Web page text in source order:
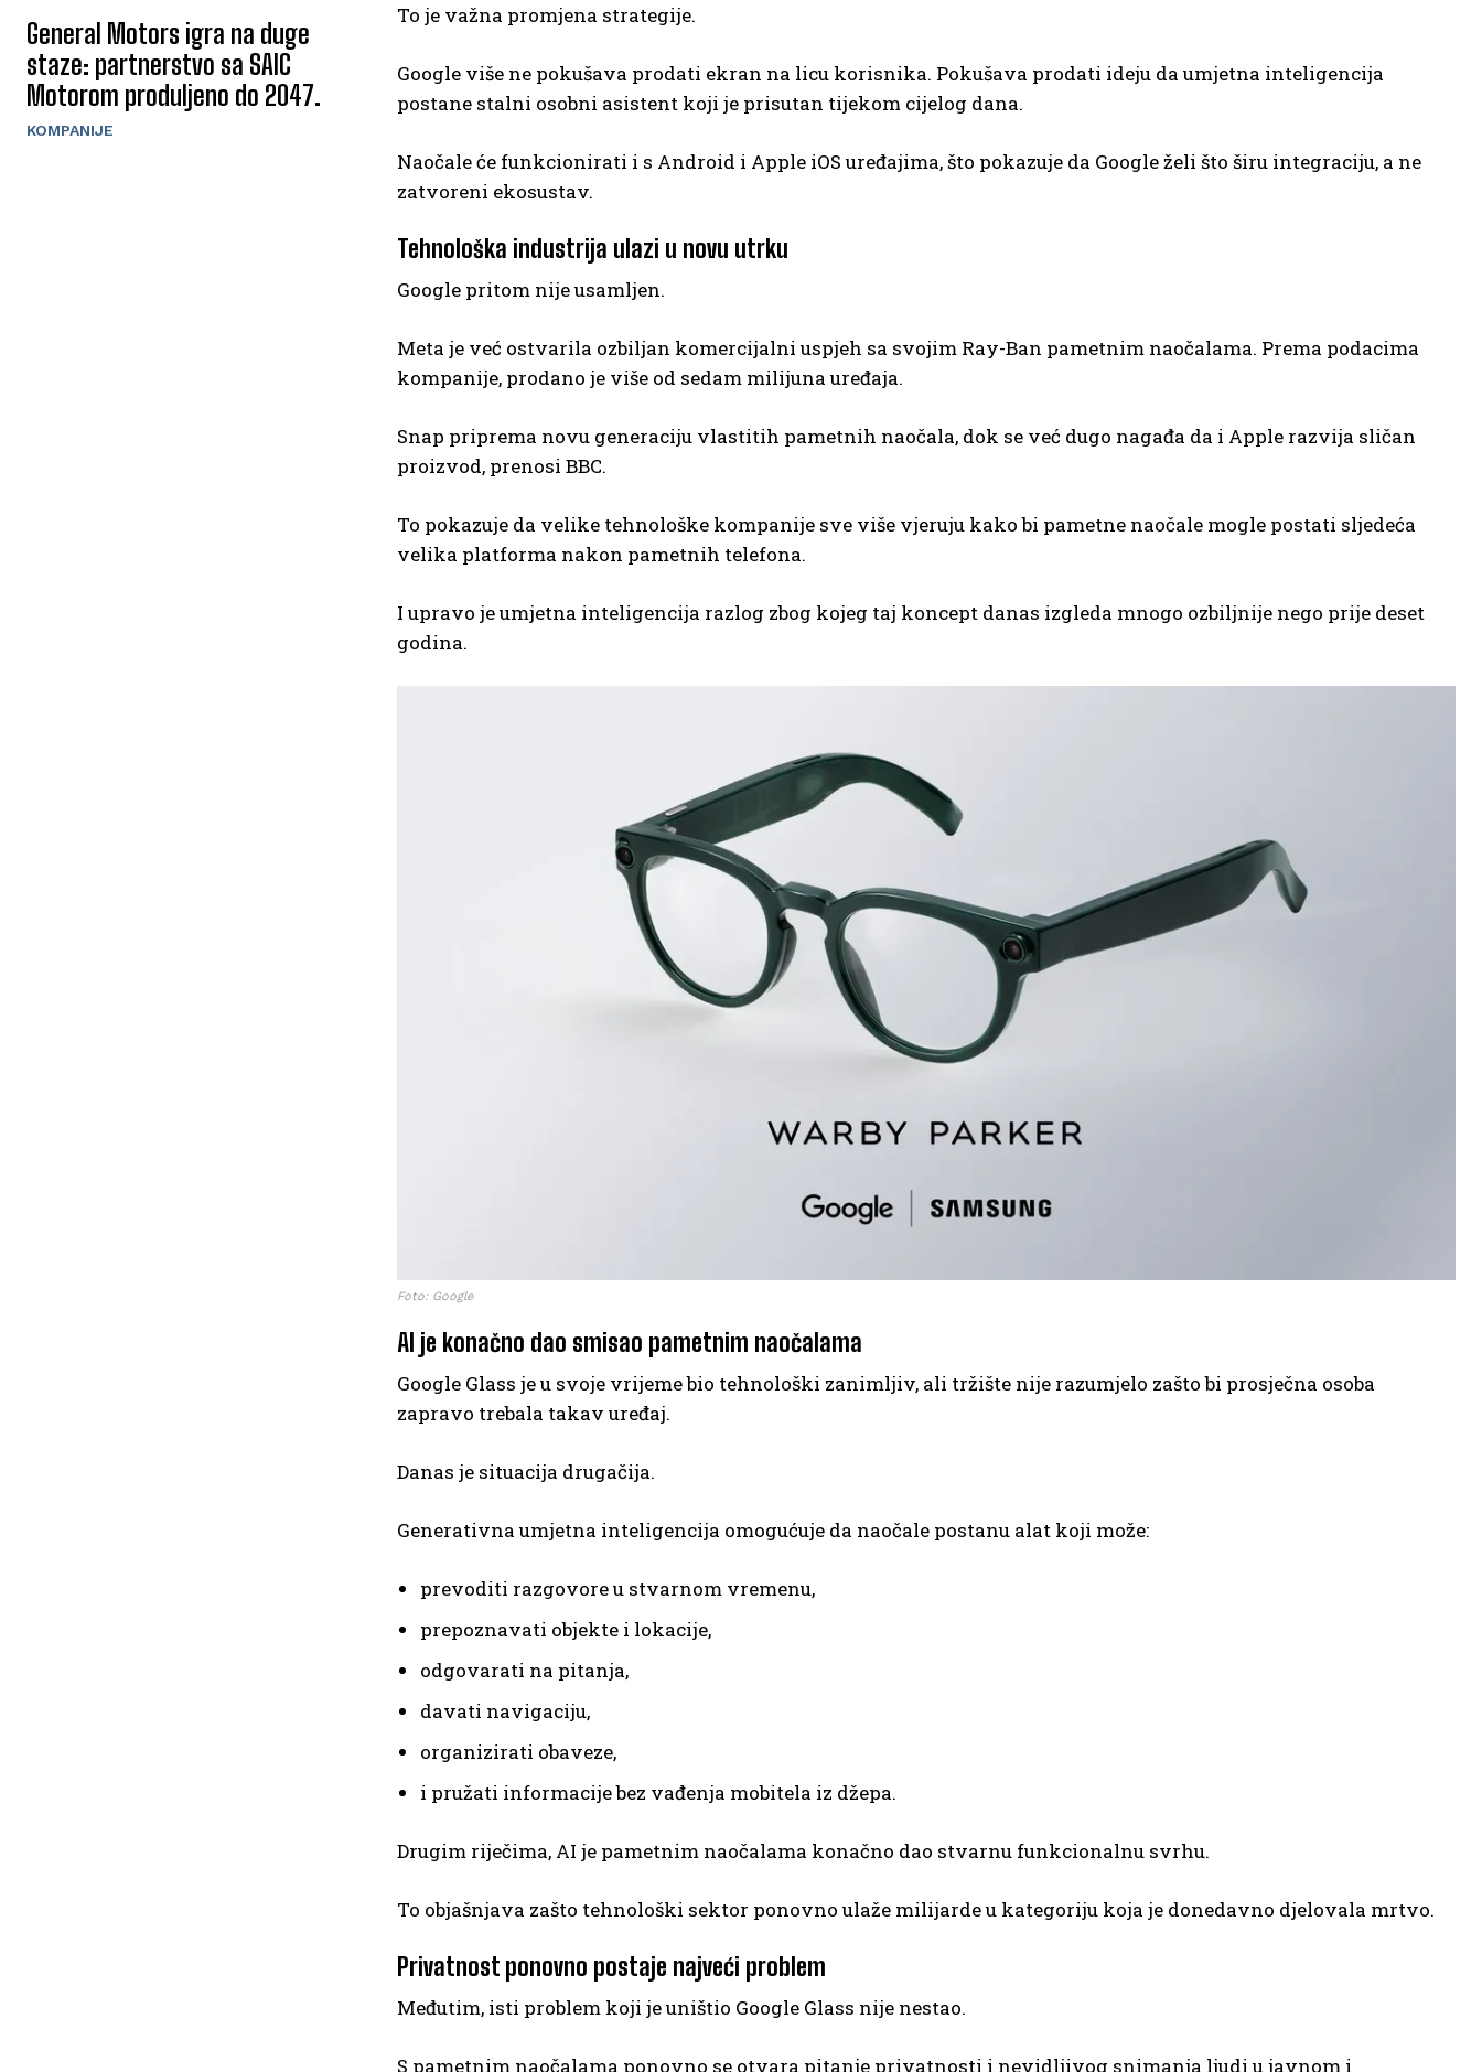
General Motors igra na duge
staze: partnerstvo sa SAIC
Motorom produljeno do 2047.
KOMPANIJE
To je važna promjena strategije.
Google više ne pokušava prodati ekran na licu korisnika. Pokušava prodati ideju da umjetna inteligencija
postane stalni osobni asistent koji je prisutan tijekom cijelog dana.
Naočale će funkcionirati i s Android i Apple iOS uređajima, što pokazuje da Google želi što širu integraciju, a ne
zatvoreni ekosustav.
Tehnološka industrija ulazi u novu utrku
Google pritom nije usamljen.
Meta je već ostvarila ozbiljan komercijalni uspjeh sa svojim Ray-Ban pametnim naočalama. Prema podacima
kompanije, prodano je više od sedam milijuna uređaja.
Snap priprema novu generaciju vlastitih pametnih naočala, dok se već dugo nagađa da i Apple razvija sličan
proizvod, prenosi BBC.
To pokazuje da velike tehnološke kompanije sve više vjeruju kako bi pametne naočale mogle postati sljedeća
velika platforma nakon pametnih telefona.
I upravo je umjetna inteligencija razlog zbog kojeg taj koncept danas izgleda mnogo ozbiljnije nego prije deset
godina.
Foto: Google
AI je konačno dao smisao pametnim naočalama
Google Glass je u svoje vrijeme bio tehnološki zanimljiv, ali tržište nije razumjelo zašto bi prosječna osoba
zapravo trebala takav uređaj.
Danas je situacija drugačija.
Generativna umjetna inteligencija omogućuje da naočale postanu alat koji može:
prevoditi razgovore u stvarnom vremenu,
prepoznavati objekte i lokacije,
odgovarati na pitanja,
davati navigaciju,
organizirati obaveze,
i pružati informacije bez vađenja mobitela iz džepa.
Drugim riječima, AI je pametnim naočalama konačno dao stvarnu funkcionalnu svrhu.
To objašnjava zašto tehnološki sektor ponovno ulaže milijarde u kategoriju koja je donedavno djelovala mrtvo.
Privatnost ponovno postaje najveći problem
Međutim, isti problem koji je uništio Google Glass nije nestao.
S pametnim naočalama ponovno se otvara pitanje privatnosti i nevidljivog snimanja ljudi u javnom i